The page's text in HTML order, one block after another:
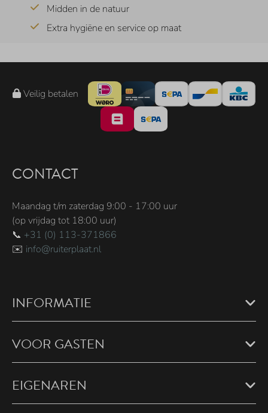
Midden in de natuur
Extra hygiëne en service op maat
Veilig betalen
CONTACT
Maandag t/m zaterdag 9:00 - 17:00 uur
(op vrijdag tot 18:00 uur)
📞 +31 (0) 113-371866
✉️ info@ruiterplaat.nl
INFORMATIE
VOOR GASTEN
EIGENAREN